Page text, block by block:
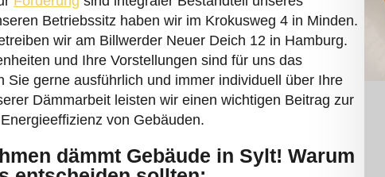
wir am Billwerder Neuer Deich 12 in Hamburg.
und Ihre Vorstellungen sind für uns das
Sie gerne ausführlich und immer individuell über Ihre
Dämmarbeit leisten wir einen wichtigen Beitrag zur
von Gebäuden.
dämmt Gebäude in Sylt! Warum
entscheiden sollten:
Schleswig-Holstein, Mecklenburg-Vorpommern und